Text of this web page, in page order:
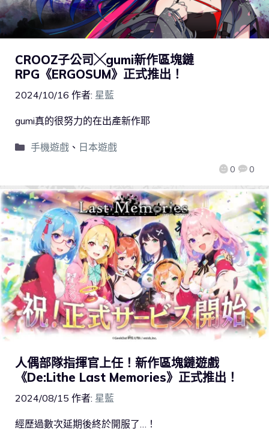
CROOZ子公司╳gumi新作區塊鏈
RPG《ERGOSUM》正式推出！
2024/10/16 作者: 星藍
0 0
gumi真的很努力的在出產新作耶
手機遊戲、 日本遊戲
人偶部隊指揮官上任！新作區塊鏈遊戲
《De:Lithe Last Memories》正式推出！
2024/08/15 作者: 星藍
經歷過數次延期後終於開服了…！